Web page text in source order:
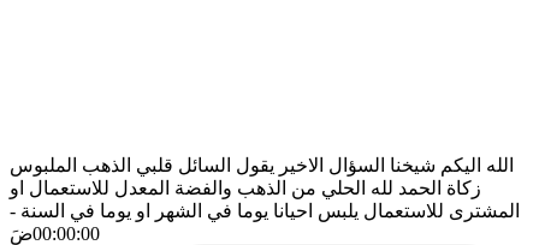
الله اليكم شيخنا السؤال الاخير يقول السائل قلبي الذهب الملبوس
زكاة الحمد لله الحلي من الذهب والفضة المعدل للاستعمال او
المشترى للاستعمال يلبس احيانا يوما في الشهر او يوما في السنة -
00:00:00ضَ